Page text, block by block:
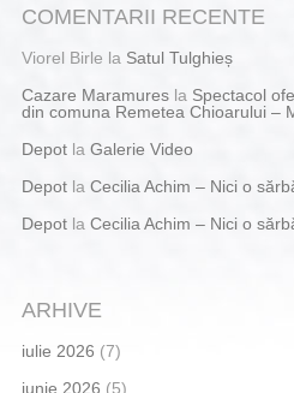
COMENTARII RECENTE
Viorel Birle la Satul Tulghieș
Cazare Maramuresla Spectacol
din comuna Remetea Chioarului –
Depotla Galerie Video
Depotla Cecilia Achim – Nici o
Depotla Cecilia Achim – Nici o
ARHIVE
iulie 2026 (7)
iunie 2026 (5)